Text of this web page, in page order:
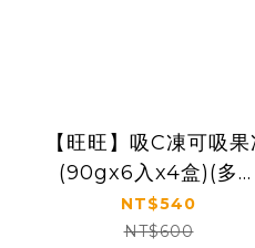
【旺旺】吸C凍可吸果
(90gx6入x4盒)(多規
格)
NT$540
NT$600